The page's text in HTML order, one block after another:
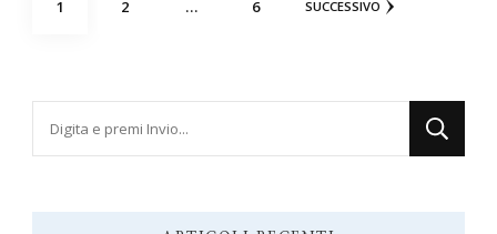
PAGINA
1 PAGINA
2 … PAGINA
6 SUCCESSIVO